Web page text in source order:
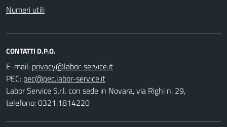
Numeri utili
CONTATTI D.P.O.
E-mail:
PEC:
Labor Service S.r.l. con sede in Novara, via Righi n. 29,
telefono: 0321.1814220